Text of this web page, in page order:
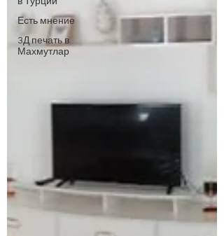
Есть мнение
3Д печать в
Махмутлар